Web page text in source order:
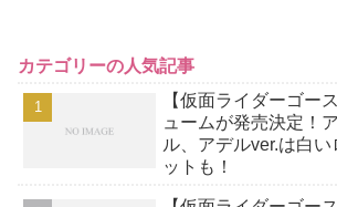
カテゴリーの人気記事
【仮面ライダーゴー
ュームが発売決定！
ル、アデルver.は白
ットも！